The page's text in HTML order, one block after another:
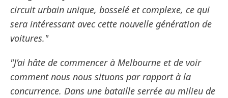
circuit urbain unique, bosselé et complexe, ce qui
sera intéressant avec cette nouvelle génération de
voitures."
"J’ai hâte de commencer à Melbourne et de voir
comment nous nous situons par rapport à la
concurrence. Dans une bataille serrée au milieu de